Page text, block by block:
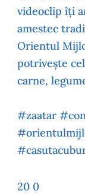
videoclip îți
amestec
Orientul
potrivește
carne,
#zaatar
20 0